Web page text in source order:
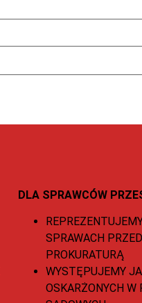
DLA SPRAWCÓW
SPRAWACH
PROKURATURĄ
WYSTĘPUJEMY
OSKARŻONYCH